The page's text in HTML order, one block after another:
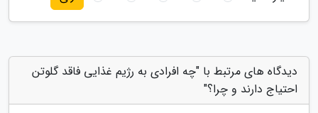
دیدگاه های مرتبط با "چه افرادی به رژیم غذایی فاقد گلوتن
احتیاج دارند و چرا؟"